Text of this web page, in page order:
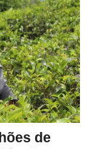
de